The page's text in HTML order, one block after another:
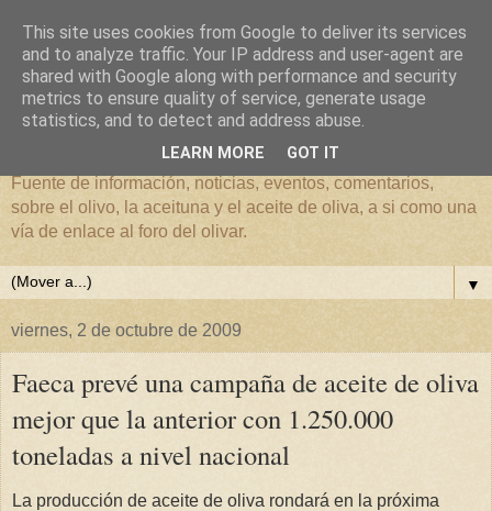
El mundo del Olivar
Fuente de información, noticias, eventos, comentarios,
sobre el olivo, la aceituna y el aceite de oliva, a si como una
vía de enlace al foro del olivar.
▼
viernes, 2 de octubre de 2009
Faeca prevé una campaña de aceite de oliva
mejor que la anterior con 1.250.000
toneladas a nivel nacional
La producción de aceite de oliva rondará en la próxima
This site uses cookies from Google to deliver its services
and to analyze traffic. Your IP address and user-agent are
shared with Google along with performance and security
metrics to ensure quality of service, generate usage
statistics, and to detect and address abuse.
LEARN MORE GOT IT